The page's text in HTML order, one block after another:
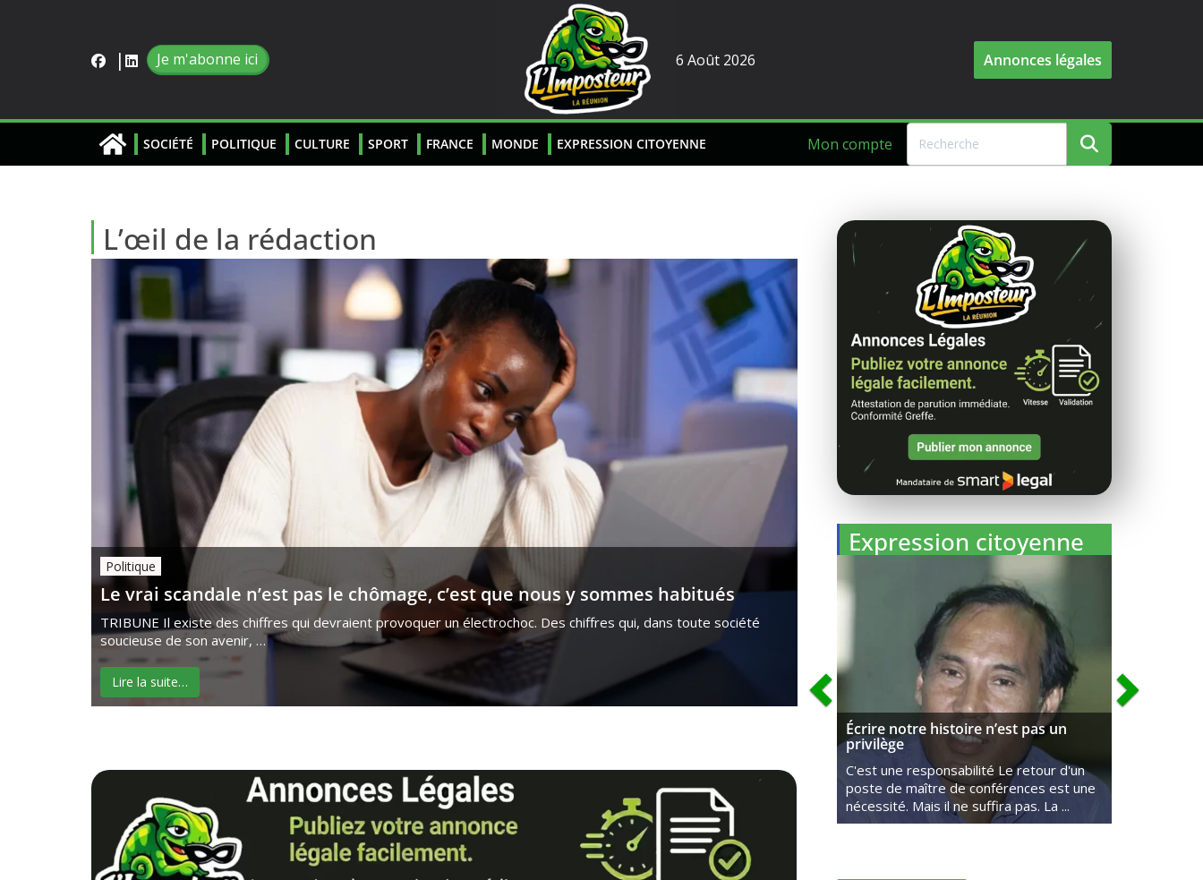
Je m'abonne ici 6 Août 2026 Annonces légales
SOCIÉTÉ POLITIQUE CULTURE SPORT FRANCE MONDE EXPRESSION CITOYENNE Mon compte
L’œil de la rédaction
Politique
Le vrai scandale n’est pas le chômage, c’est que nous y sommes habitués
TRIBUNE Il existe des chiffres qui devraient provoquer un électrochoc. Des chiffres qui, dans toute société
soucieuse de son avenir, …
Lire la suite…
Expression citoyenne
Écrire notre histoire n’est pas un
privilège
C'est une responsabilité Le retour d'un
poste de maître de conférences est une
nécessité. Mais il ne suffira pas. La ...